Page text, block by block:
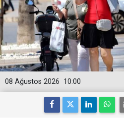
10:00
08 Ağustos 2026